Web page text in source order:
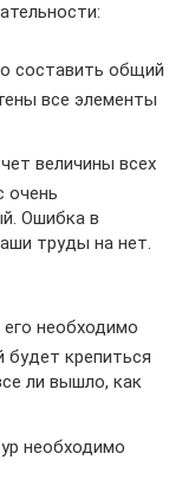
составить общий
все элементы
величины всех
очень
Ошибка в
труды на нет.
необходимо
будет крепиться
ли вышло, как
необходимо